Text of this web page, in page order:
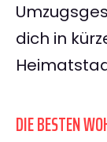
dich in
DIE BESTEN